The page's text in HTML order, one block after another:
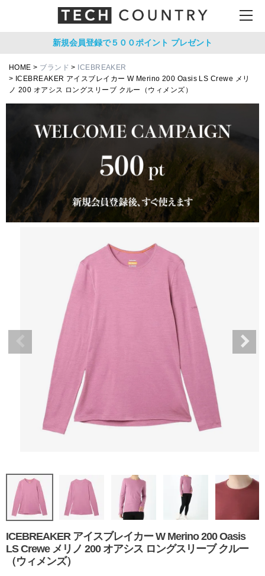
新規会員登録で５００ポイント プレゼント
HOME ブランド
ICEBREAKER
ICEBREAKER アイスブレイカー W Merino 200 Oasis LS Crewe メリ
ノ 200 オアシス ロングスリーブ クルー（ウィメンズ）
ICEBREAKER アイスブレイカー W Merino 200 Oasis
LS Crewe メリノ 200 オアシス ロングスリーブ クルー
（ウィメンズ）